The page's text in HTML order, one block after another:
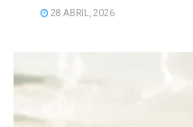
28 ABRIL, 2026